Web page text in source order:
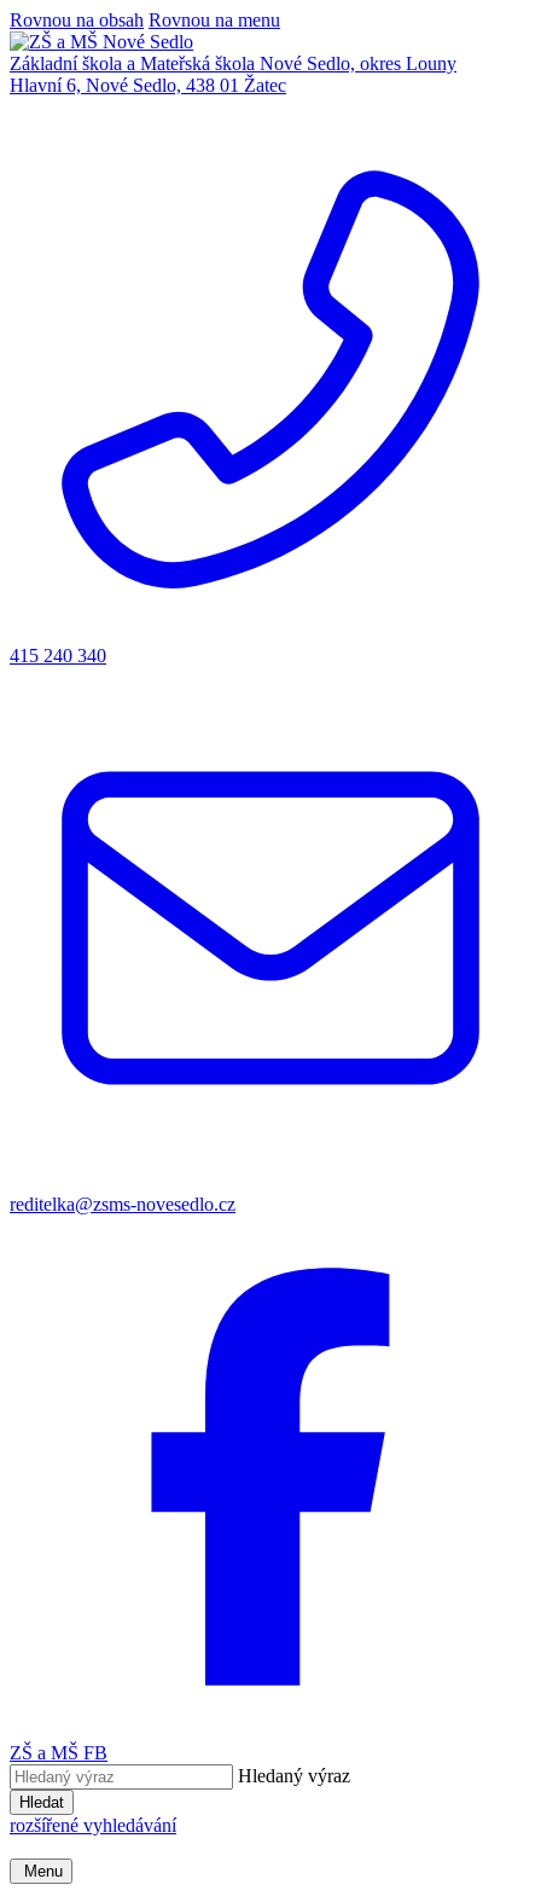
Rovnou na obsah Rovnou na menu
Základní škola a Mateřská škola Nové Sedlo, okres Louny
Hlavní 6, Nové Sedlo, 438 01 Žatec
415 240 340
reditelka@zsms-novesedlo.cz
ZŠ a MŠ FB
Hledaný výraz
Hledat
rozšířené vyhledávání
Menu